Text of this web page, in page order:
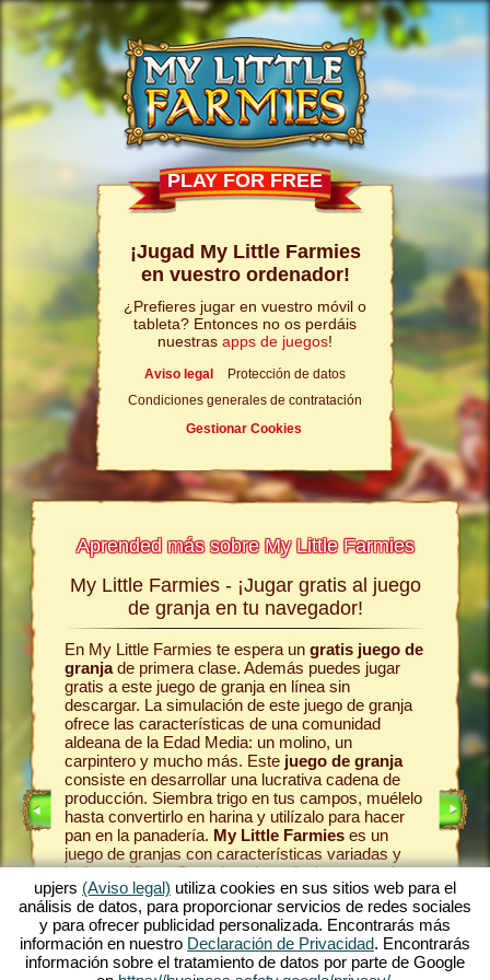
PLAY FOR FREE
¡Jugad My Little Farmies
en vuestro ordenador!
¿Prefieres jugar en vuestro móvil o
tableta? Entonces no os perdáis
nuestras apps de juegos!
Aviso legal
Protección de datos
Condiciones generales de contratación
Gestionar Cookies
Aprended más sobre My Little Farmies
sin
jugar
uno
es
ofrece
en el
. Juega
alguno
My Little Farmies - ¡Jugar gratis al juego
de granja en tu navegador!
En My Little Farmies te espera un gratis juego de
granjade primera clase. Además puedes jugar
gratis a este juego de granja en línea sin
descargar. La simulación de este juego de granja
ofrece las características de una comunidad
aldeana de la Edad Media: un molino, un
carpintero y mucho más. Este juego de granja
consiste en desarrollar una lucrativa cadena de
producción. Siembra trigo en tus campos, muélelo
hasta convertirlo en harina y utilízalo para hacer
pan en la panadería. My Little Farmieses un
juego de granjas con características variadas y
bellos gráficos. Organizas la agricultura en todas
sus facetas: desde el cultivo de hortalizas hasta la
cría de animales de granja. Encontrarás en el
juego gratis onlineanimales de granja
tradicionales como el cerdo Mangalica o la gallina
sedosa. Crea florecientes paisajes en My Little
La
la
el
en la
Como
las
en la
una
pueblo
tu
máximo
entorno
upjers (Aviso legal) utiliza cookies en sus sitios web para el
análisis de datos, para proporcionar servicios de redes sociales
y para ofrecer publicidad personalizada. Encontrarás más
información en nuestro Declaración de Privacidad. Encontrarás
información sobre el tratamiento de datos por parte de Google